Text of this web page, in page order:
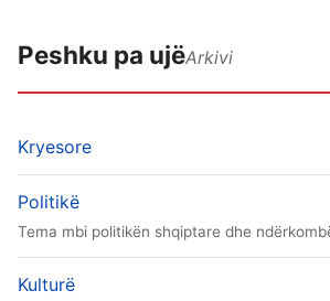
Peshku pa ujëArkivi
Kryesore
Politikë
Tema mbi politikën shqiptare dhe
Kulturë